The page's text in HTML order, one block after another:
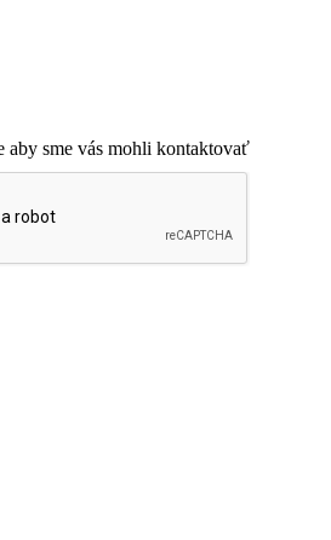
aby sme vás mohli kontaktovať